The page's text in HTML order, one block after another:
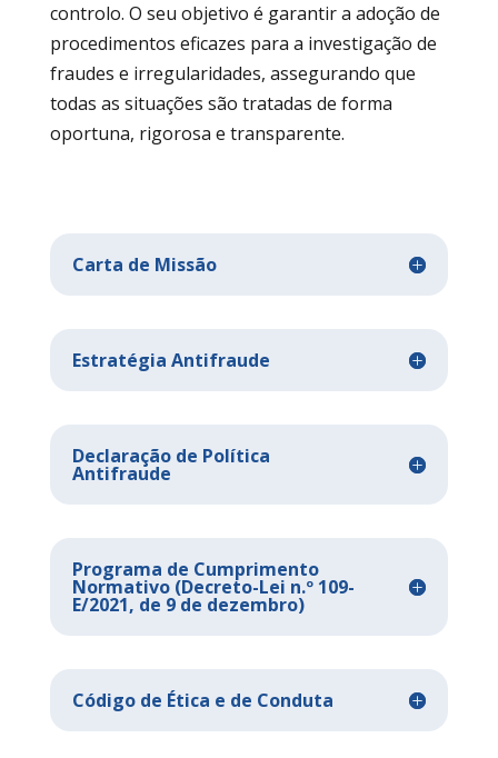
controlo. O seu objetivo é garantir a adoção de
procedimentos eficazes para a investigação de
fraudes e irregularidades, assegurando que
todas as situações são tratadas de forma
oportuna, rigorosa e transparente.
Carta de Missão
Estratégia Antifraude
Declaração de Política
Antifraude
Programa de Cumprimento
Normativo (Decreto-Lei n.º 109-
E/2021, de 9 de dezembro)
Código de Ética e de Conduta